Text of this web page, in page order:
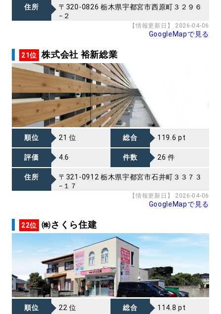
住所
〒320-0826 栃木県宇都宮市西原町３２９６
−２
【情報更新日】 2026-04-06
GoogleMapで見る
21位 株式会社 裕新総業
順位 21 位 総合 119.6 pt
評価 4.6 件数 26 件
住所
〒321-0912 栃木県宇都宮市石井町３３７３
−１７
【情報更新日】 2026-04-06
GoogleMapで見る
22位 ㈱さくら住建
順位 22 位 総合 114.8 pt